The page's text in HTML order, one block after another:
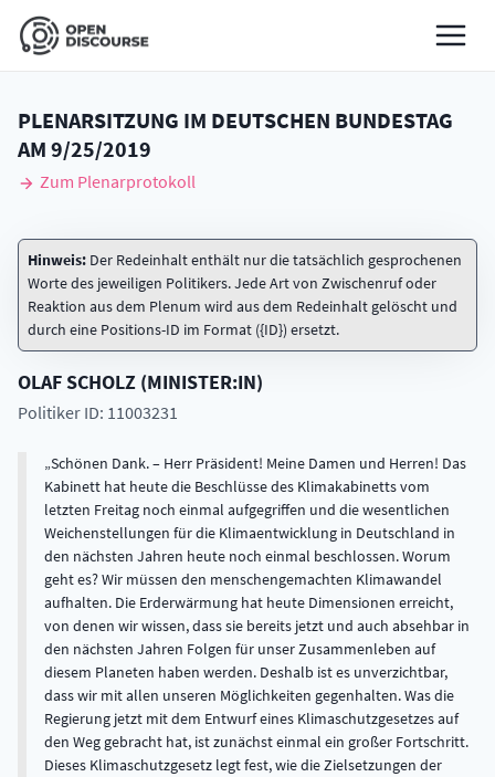
PLENARSITZUNG IM DEUTSCHEN BUNDESTAG
AM 9/25/2019
Zum Plenarprotokoll
Hinweis: Der Redeinhalt enthält nur die tatsächlich gesprochenen
Worte des jeweiligen Politikers. Jede Art von Zwischenruf oder
Reaktion aus dem Plenum wird aus dem Redeinhalt gelöscht und
durch eine Positions-ID im Format ({ID}) ersetzt.
OLAFSCHOLZ (MINISTER:IN)
Politiker ID: 11003231
Schönen Dank. – Herr Präsident! Meine Damen und Herren! Das
Kabinett hat heute die Beschlüsse des Klimakabinetts vom
letzten Freitag noch einmal aufgegriffen und die wesentlichen
Weichenstellungen für die Klimaentwicklung in Deutschland in
den nächsten Jahren heute noch einmal beschlossen. Worum
geht es? Wir müssen den menschengemachten Klimawandel
aufhalten. Die Erderwärmung hat heute Dimensionen erreicht,
von denen wir wissen, dass sie bereits jetzt und auch absehbar in
den nächsten Jahren Folgen für unser Zusammenleben auf
diesem Planeten haben werden. Deshalb ist es unverzichtbar,
dass wir mit allen unseren Möglichkeiten gegenhalten. Was die
Regierung jetzt mit dem Entwurf eines Klimaschutzgesetzes auf
den Weg gebracht hat, ist zunächst einmal ein großer Fortschritt.
Dieses Klimaschutzgesetz legt fest, wie die Zielsetzungen der